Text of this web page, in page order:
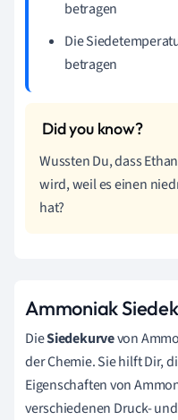
betragen
Die
betragen
Wussten Du, dass
wird, weil es einen
hat?
Ammoniak
DieSiedekurvevon
der Chemie. Sie hilft Dir,
Eigenschaften von
verschiedenen Druck-